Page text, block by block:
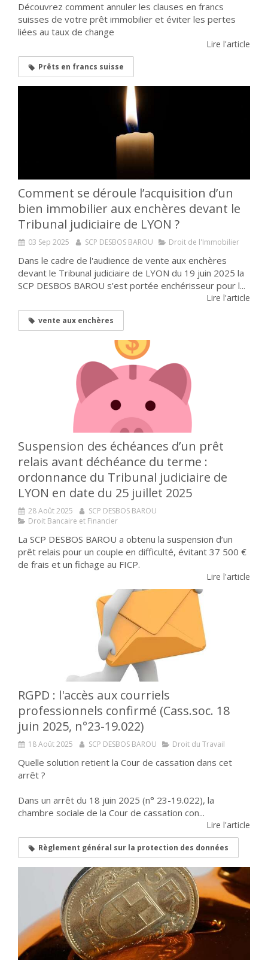
Découvrez comment annuler les clauses en francs
suisses de votre prêt immobilier et éviter les pertes
liées au taux de change
Lire l'article
Prêts en francs suisse
Comment se déroule l’acquisition d’un
bien immobilier aux enchères devant le
Tribunal judiciaire de LYON ?
03 Sep 2025 SCP DESBOS BAROU Droit de l'Immobilier
Dans le cadre de l'audience de vente aux enchères
devant le Tribunal judiciaire de LYON du 19 juin 2025 la
SCP DESBOS BAROU s’est portée enchérisseur pour l...
Lire l'article
vente aux enchères
Suspension des échéances d’un prêt
relais avant déchéance du terme :
ordonnance du Tribunal judiciaire de
LYON en date du 25 juillet 2025
28 Août 2025
SCP DESBOS BAROU
Droit Bancaire et Financier
La SCP DESBOS BAROU a obtenu la suspension d’un
prêt relais pour un couple en difficulté, évitant 37 500 €
de frais et un fichage au FICP.
Lire l'article
RGPD : l'accès aux courriels
professionnels confirmé (Cass.soc. 18
juin 2025, n°23-19.022)
18 Août 2025 SCP DESBOS BAROU Droit du Travail
Quelle solution retient la Cour de cassation dans cet
arrêt ?
Dans un arrêt du 18 juin 2025 (n° 23-19.022), la
chambre sociale de la Cour de cassation con...
Lire l'article
Règlement général sur la protection des données